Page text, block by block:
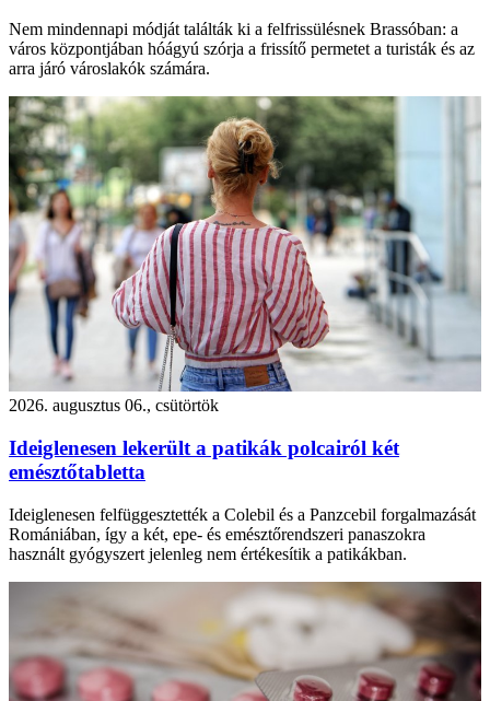
Nem mindennapi módját találták ki a felfrissülésnek Brassóban: a
város központjában hóágyú szórja a frissítő permetet a turisták és az
arra járó városlakók számára.
2026. augusztus 06., csütörtök
Ideiglenesen lekerült a patikák polcairól két
emésztőtabletta
Ideiglenesen felfüggesztették a Colebil és a Panzcebil forgalmazását
Romániában, így a két, epe- és emésztőrendszeri panaszokra
használt gyógyszert jelenleg nem értékesítik a patikákban.